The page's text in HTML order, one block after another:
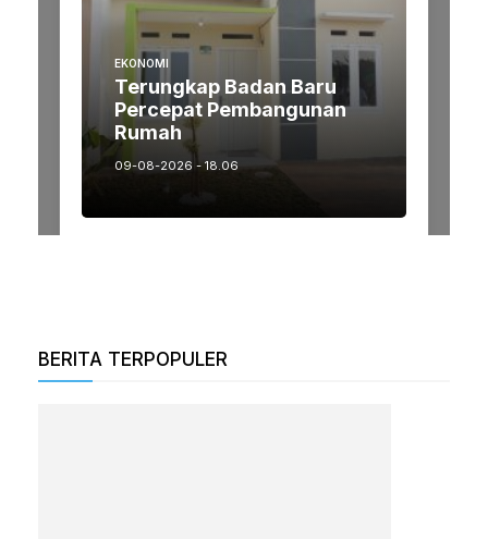
BERITA TERPOPULER